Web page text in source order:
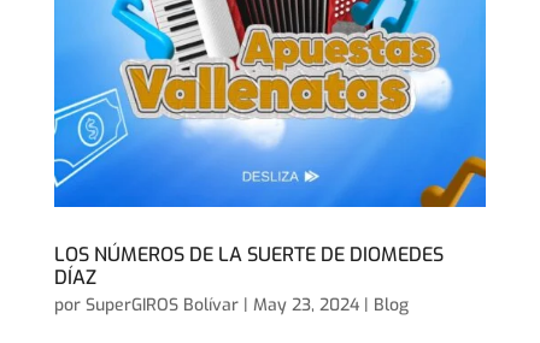
LOS NÚMEROS DE LA SUERTE DE DIOMEDES
DÍAZ
por SuperGIROS Bolívar| May 23, 2024| Blog